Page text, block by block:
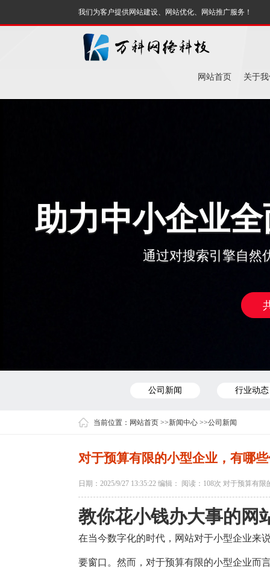
我们为客户提供网站建设、网站优化、网站推广服务！
网站首页 关于
助力中小企业
通过对搜索引擎自然
公司新闻 行业动态
当前位置： 网站首页 >>新闻中心 >>公司新闻
对于预算有限的小型企业，有哪
日期：2025/9/27 13:35:22 编辑： 阅读： 108次 对于预算有
教你花小钱办大事的网
在当今数字化的时代，网站对于小型企业来
要窗口。然而，对于预算有限的小型企业而